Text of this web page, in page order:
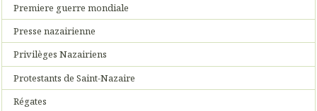
Premiere guerre mondiale
Presse nazairienne
Privilèges Nazairiens
Protestants de Saint-Nazaire
Régates